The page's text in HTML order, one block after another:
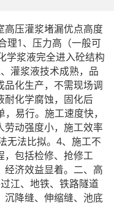
高压灌浆堵漏优点高度
理1、压力高（一般可
学浆液完全进入砼结构
灌浆液技术成熟，品
化生产，不需现场调
耐化学腐蚀，固化后
易行。施工速度快，
劳动强度小，施工效率
无法比拟。4、施工不
，包括检修、抢修工
济效益显着。二、高
江、地铁、铁路隧道
降缝、伸缩缝、池底